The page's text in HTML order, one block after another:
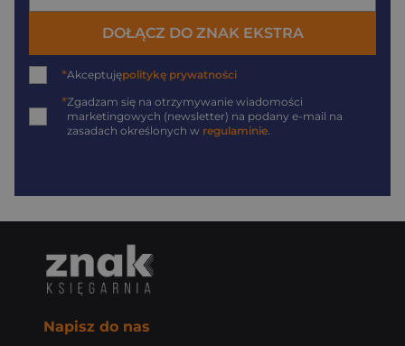
DOŁĄCZ DO ZNAK EKSTRA
*Akceptujępolitykę prywatności
*Zgadzam się na otrzymywanie wiadomości
marketingowych (newsletter) na podany e-mail na
zasadach określonych w regulaminie
Napisz do nas